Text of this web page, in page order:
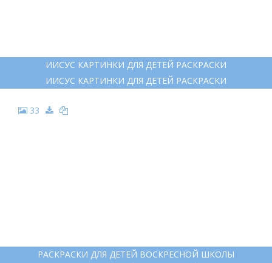
ИИСУС КАРТИНКИ ДЛЯ ДЕТЕЙ РАСКРАСКИ
ИИСУС КАРТИНКИ ДЛЯ ДЕТЕЙ РАСКРАСКИ
33
РАСКРАСКИ ДЛЯ ДЕТЕЙ ВОСКРЕСНОЙ ШКОЛЫ